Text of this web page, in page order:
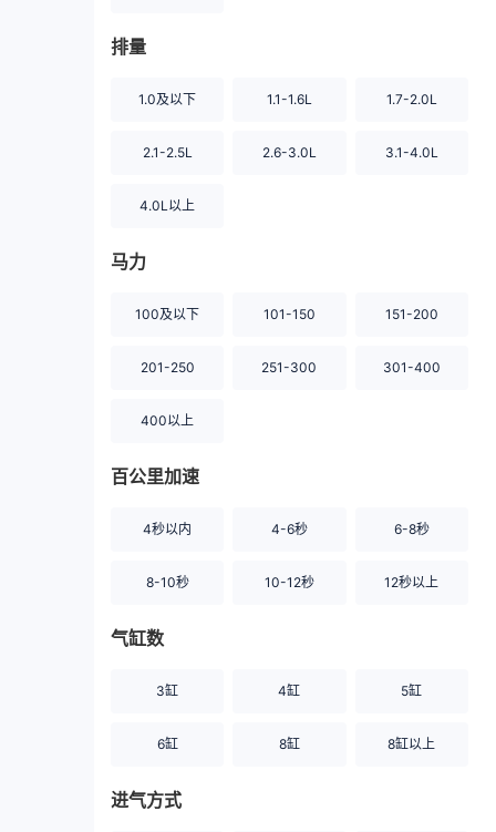
排量
1.0及以下 1.1-1.6L 1.7-2.0L
2.1-2.5L 2.6-3.0L 3.1-4.0L
4.0L以上
马力
100及以下 101-150 151-200
201-250 251-300 301-400
400以上
百公里加速
4秒以内 4-6秒 6-8秒
8-10秒 10-12秒 12秒以上
气缸数
3缸 4缸 5缸
6缸 8缸 8缸以上
进气方式